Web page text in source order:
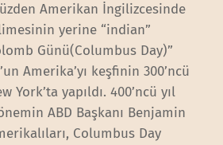
Amerikan İngilizcesinde
yerine “indian”
Günü(Columbus Day)”
Amerika’yı keşfinin 300’ncü
York’ta yapıldı. 400’ncü yıl
ABD Başkanı Benjamin
Columbus Day